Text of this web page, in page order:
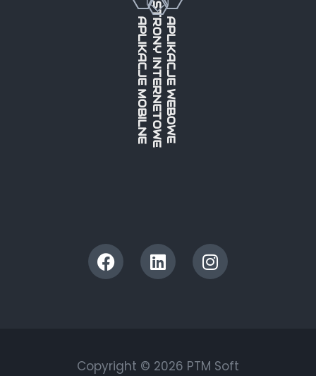
APLIKACJE MOBILNESTRONY INTERNETOWEAPLIKACJE WEBOWE
Copyright © 2026 PTM Soft